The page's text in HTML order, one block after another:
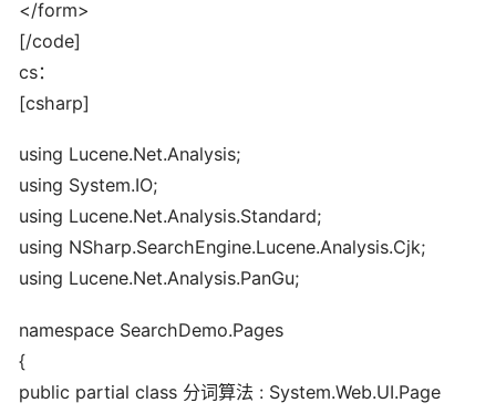
</form>
[/code]
cs：
[csharp]
using Lucene.Net.Analysis;
using System.IO;
using Lucene.Net.Analysis.Standard;
using NSharp.SearchEngine.Lucene.Analysis.Cjk;
using Lucene.Net.Analysis.PanGu;
namespace SearchDemo.Pages
{
public partial class 分词算法 : System.Web.UI.Page